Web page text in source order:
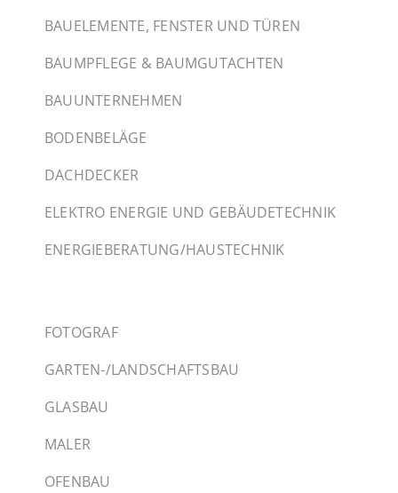
BAUELEMENTE, FENSTER UND TÜREN
BAUMPFLEGE & BAUMGUTACHTEN
BAUUNTERNEHMEN
BODENBELÄGE
DACHDECKER
ELEKTRO ENERGIE UND GEBÄUDETECHNIK
ENERGIEBERATUNG/HAUSTECHNIK
FOTOGRAF
GARTEN-/LANDSCHAFTSBAU
GLASBAU
MALER
OFENBAU